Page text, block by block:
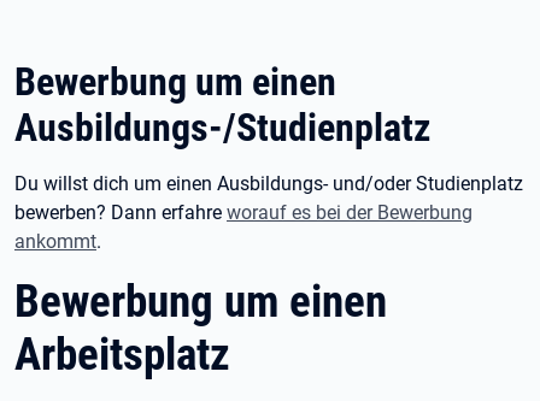
Bewerbung um einen
Ausbildungs-/Studienplatz
Du willst dich um einen Ausbildungs- und/oder Studienplatz
bewerben? Dann erfahre worauf es bei der Bewerbung
ankommt.
Bewerbung um einen
Arbeitsplatz